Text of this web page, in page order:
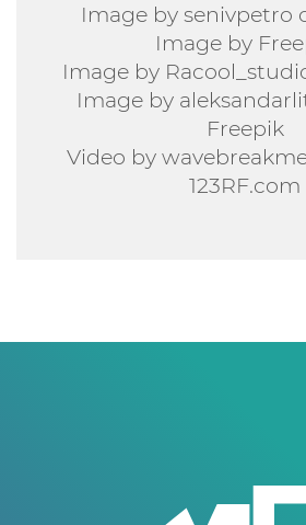
Image by senivpetro
Image by
Image by
Image by
Freepik
Video by
123RF.com